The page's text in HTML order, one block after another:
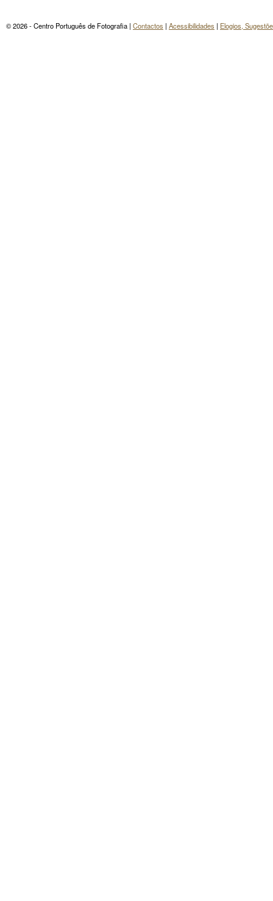
© 2026 - Centro Português de Fotografia | Contactos | Acessibilidades | Elogios,